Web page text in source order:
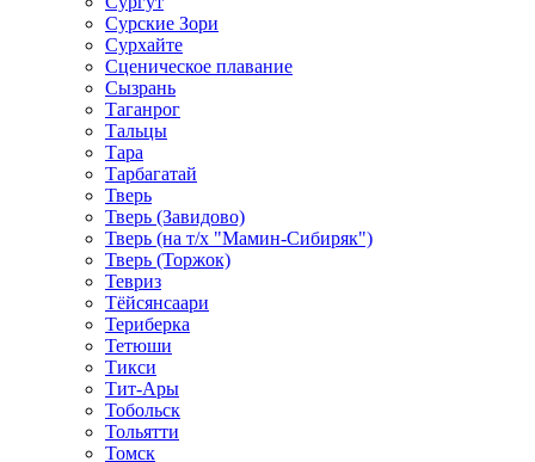
Сурские Зори
Сурхайте
Сценическое плавание
Сызрань
Таганрог
Тальцы
Тара
Тарбагатай
Тверь
Тверь (Завидово)
Тверь (на т/х "Мамин-Сибиряк")
Тверь (Торжок)
Тевриз
Тёйсянсаари
Териберка
Тетюши
Тикси
Тит-Ары
Тобольск
Тольятти
Томск